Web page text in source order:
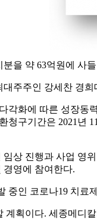
을 약 63억원에 사
주주인 강세찬 경
각화에 따른 성장동
청구기간은 2021년
상 진행과 사업 영
경영에 참여한다.
중인 코로나19 치료
계획이다. 세종메디